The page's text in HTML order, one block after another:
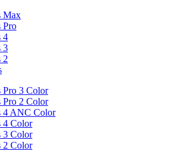
Max
Pro
4
3
2
Pro 3 Color
Pro 2 Color
4 ANC Color
4 Color
3 Color
2 Color